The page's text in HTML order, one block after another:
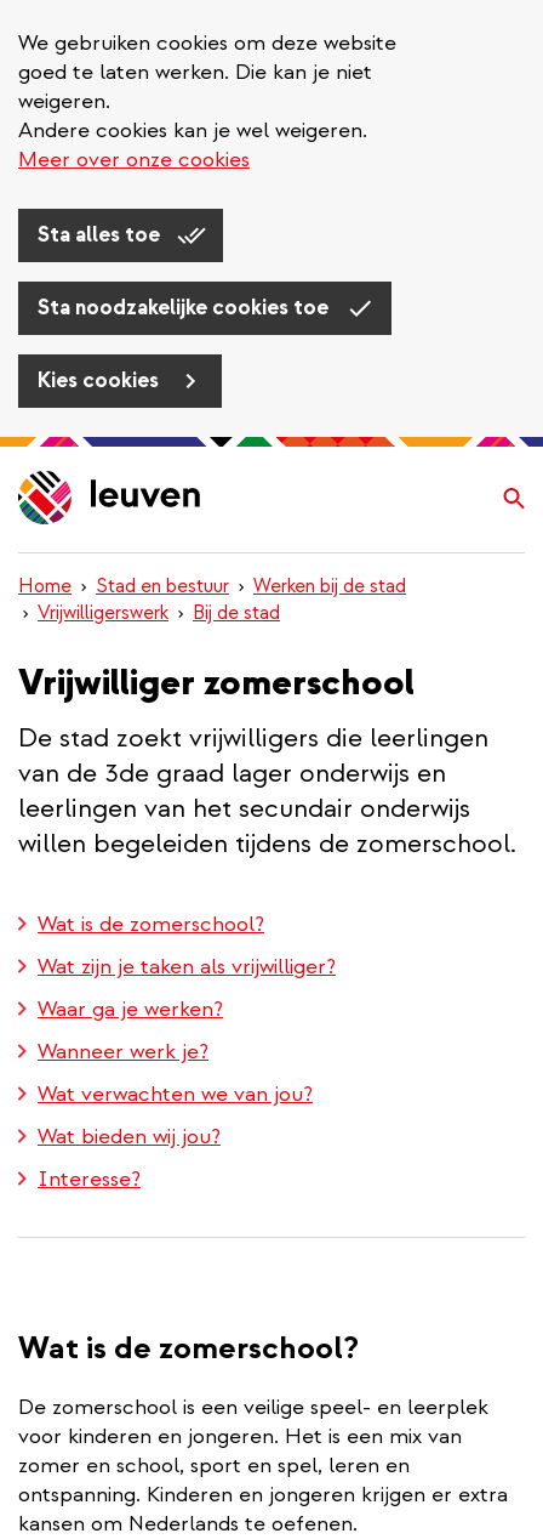
We gebruiken cookies om deze website
goed te laten werken. Die kan je niet
weigeren.
Andere cookies kan je wel weigeren.
Meer over onze cookies
Sta alles toe
Sta noodzakelijke cookies toe
Kies cookies
Overslaan
en
naar
inhoud
gaan
Home Stad en bestuur
Werken bij de stad
Vrijwilligerswerk
Bij de stad
Vrijwilliger zomerschool
De stad zoekt vrijwilligers die leerlingen
van de 3de graad lager onderwijs en
leerlingen van het secundair onderwijs
willen begeleiden tijdens de zomerschool.
Wat is de zomerschool?
Wat zijn je taken als vrijwilliger?
Waar ga je werken?
Wanneer werk je?
Wat verwachten we van jou?
Wat bieden wij jou?
Interesse?
Wat is de zomerschool?
De zomerschool is een veilige speel- en leerplek
voor kinderen en jongeren. Het is een mix van
zomer en school, sport en spel, leren en
ontspanning. Kinderen en jongeren krijgen er extra
kansen om Nederlands te oefenen.